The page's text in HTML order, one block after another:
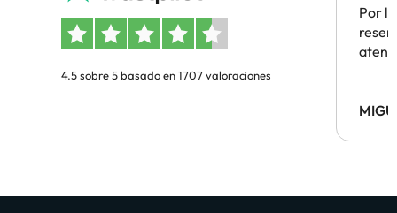
4.5 sobre 5 basado en 1707 valoraciones
Por